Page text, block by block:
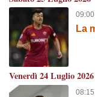
La
Venerdì 24 Luglio 2026